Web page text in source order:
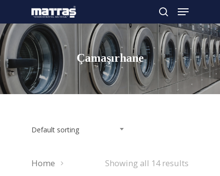
Arama yapmak için enter'a basın
Çamaşırhane
Default sorting
Showing all 14 results
Home